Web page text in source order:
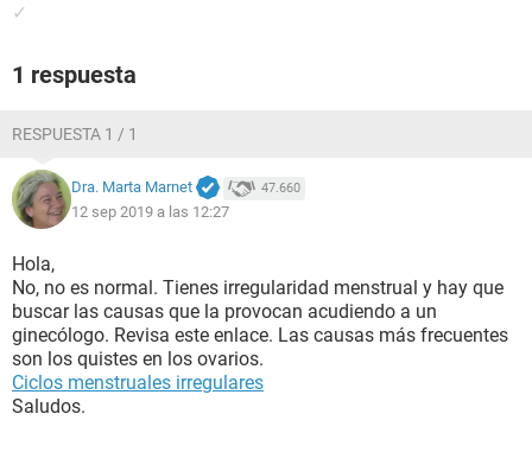
✓
1 respuesta
RESPUESTA 1 / 1
Dra. Marta Marnet 47.660
12 sep 2019 a las 12:27
Hola,
No, no es normal. Tienes irregularidad menstrual y hay que
buscar las causas que la provocan acudiendo a un
ginecólogo. Revisa este enlace. Las causas más frecuentes
son los quistes en los ovarios.
Ciclos menstruales irregulares
Saludos.